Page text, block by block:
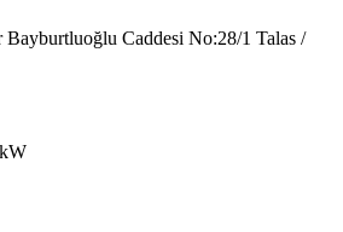
Caddesi No:28/1 Talas /